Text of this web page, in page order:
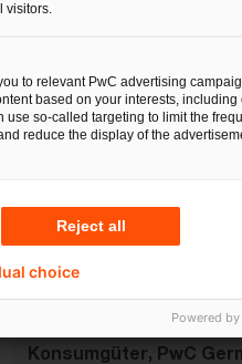
Kai Führer
Ihr Branchenexperte für
Automobilindustrie,
industrielle Produktion
sowie Handel und
Konsumgüter, PwC
visitors.
to relevant PwC advertising
based on your interests, including
use so-called targeting to limit the
reduce the display of the
Reject all
choice
Powered by